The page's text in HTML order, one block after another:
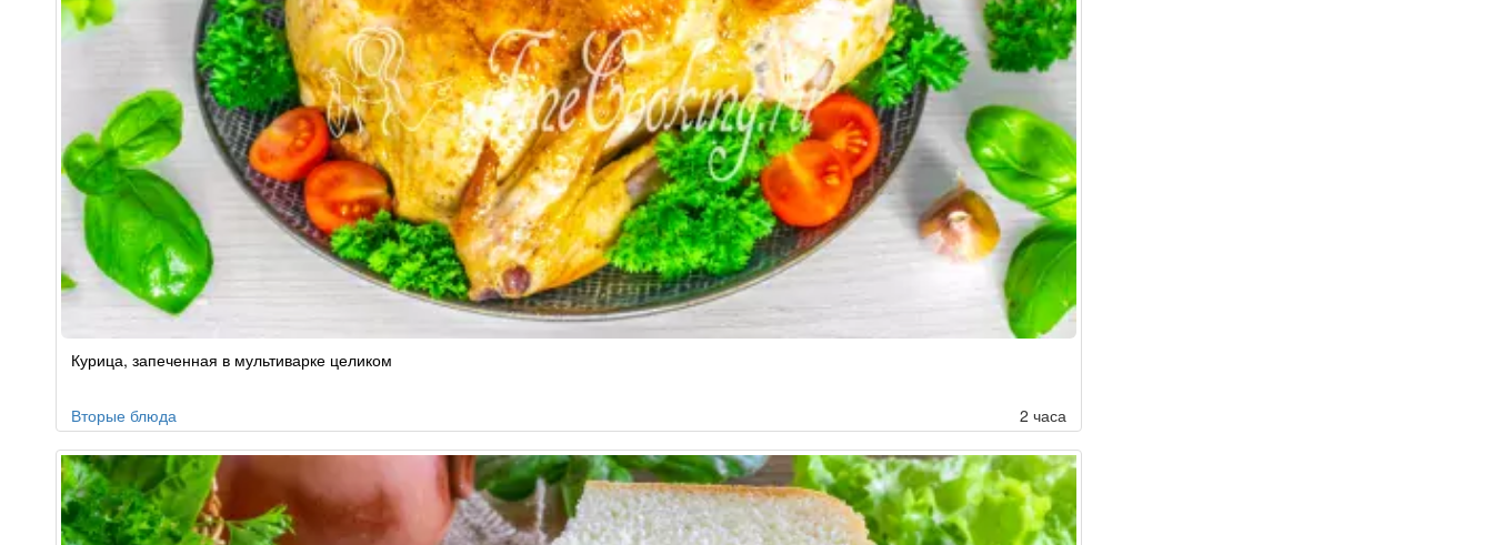
поКурица, запеченная в мультиварке целиком
Вторые блюда 2 часа